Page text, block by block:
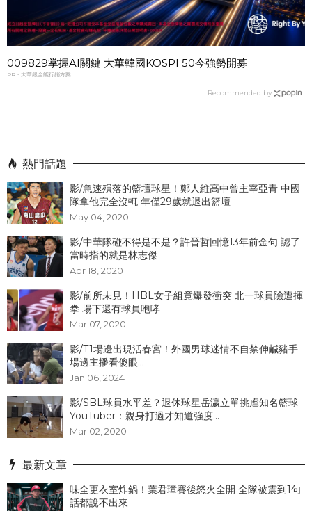
009829掌握AI關鍵 大華韓國KOSPI 50今強勢開募
PR・大華銀全能行銷方案
Recommended by
熱門話題
影/急速殞落的籃壇球星！鄭人維高中曾主宰亞青 中國
隊拿他完全沒輒 年僅29歲就退出籃壇
May 04, 2020
影/中華隊碰不得是不是？許晉哲回憶13年前金句 認了
當時指的就是林志傑
Apr 18, 2020
影/前所未見！HBL女子組竟爆發衝突 北一球員險遭揮
拳 場下還有球員咆哮
Mar 07, 2020
影/T1場邊出現活春宮！外國男球迷情不自禁伸鹹豬手
場邊主播看傻眼...
Jan 06, 2024
影/SBL球員水平差？退休球星岳瀛立單挑虐知名籃球
YouTuber：親身打過才知道強度...
Mar 02, 2020
最新文章
味全更衣室炸鍋！葉君璋賽後怒火全開 全隊被震到1句
話都說不出來